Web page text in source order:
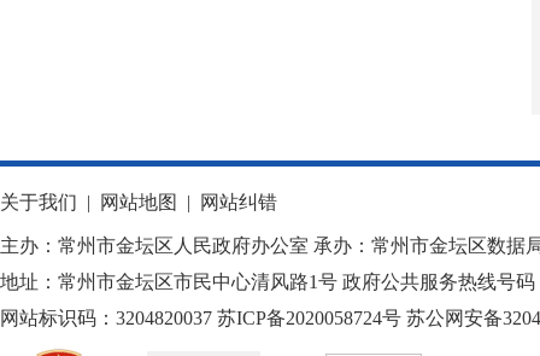
关于我们 | 网站地图 | 网站纠错
主办：常州市金坛区人民政府办公室 承办：常州市金坛区数据
地址：常州市金坛区市民中心清风路1号 政府公共服务热线号码
网站标识码：3204820037 苏ICP备2020058724号 苏公网安备